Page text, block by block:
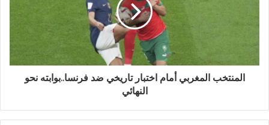
المنتخب المغربي أمام اختبار تاريخي ضد فرنسا..بوابته نحو
النهائي